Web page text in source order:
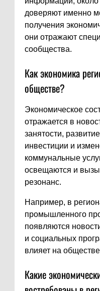
доверяют именно
получения
они отражают
сообщества.
Как экономика
обществе?
Экономическое
отражается в
занятости,
инвестиции и
коммунальные
освещаются и
резонанс.
Например, в
промышленного
появляются
и социальных
влияет на
Какие